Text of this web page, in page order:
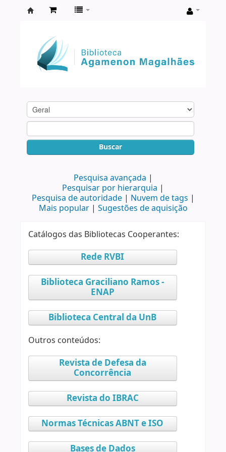
Agamenon
Magalhães
Buscar
Pesquisa avançada
Pesquisar por hierarquia
Pesquisa de autoridade
Nuvem de tags
Mais popular
Sugestões de aquisição
Catálogos das Bibliotecas Cooperantes:
Rede RVBI
Biblioteca Graciliano Ramos -
ENAP
Biblioteca Central da UnB
Outros conteúdos:
Revista de Defesa da
Concorrência
Revista do IBRAC
Normas Técnicas ABNT e ISO
Bases de Dados